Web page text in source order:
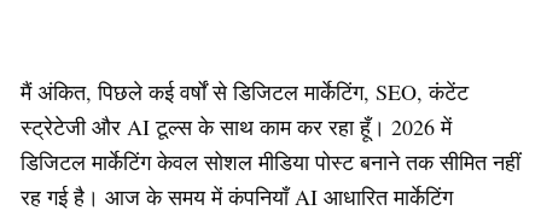
मैं अंकित, पिछले कई वर्षों से डिजिटल मार्केटिंग, SEO, कंटेंट
स्ट्रेटेजी और AI टूल्स के साथ काम कर रहा हूँ। 2026 में
डिजिटल मार्केटिंग केवल सोशल मीडिया पोस्ट बनाने तक सीमित नहीं
रह गई है। आज के समय में कंपनियाँ AI आधारित मार्केटिंग